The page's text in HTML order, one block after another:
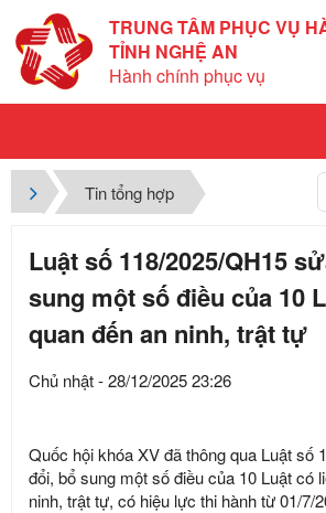
TRUNG TÂM PHỤC VỤ
TỈNH NGHỆ AN
Hành chính phục vụ
Tin tổng hợp
Luật số 118/2025/QH15
sung một số điều của 10
quan đến an ninh, trật tự
Chủ nhật - 28/12/2025 23:26
Quốc hội khóa XV đã thông qua Luật số
đổi, bổ sung một số điều của 10 Luật có
ninh, trật tự, có hiệu lực thi hành từ 01/7/